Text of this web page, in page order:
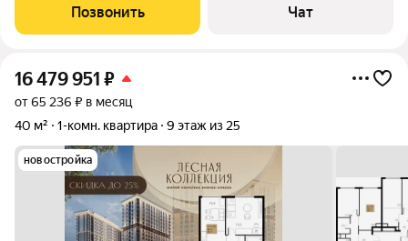
Квартира без отделки, что позволит сделать ремонт
исключительно под
Позвонить Чат
16 479 951 ₽
от 65 236 ₽ в месяц
40 м²
1-комн. квартира 9 этаж из 25
новостройка